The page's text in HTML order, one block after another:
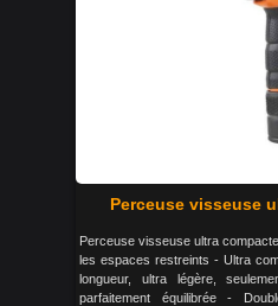
Perceuse visseuse
Perceuse visseuse ultra
les espaces restreints - Ultra
longueur, ultra légère,
parfaitement équilibrée -